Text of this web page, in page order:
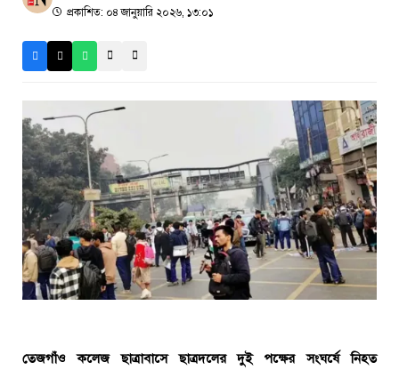
প্রকাশিত: ০৪ জানুয়ারি ২০২৬, ১৩:০১
তেজগাঁও কলেজ ছাত্রাবাসে ছাত্রদলের দুই পক্ষের সংঘর্ষে নিহত